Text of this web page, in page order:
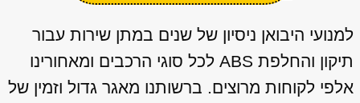
למנועי היבואן ניסיון של שנים במתן שירות עבור
תיקון והחלפת ABS לכל סוגי הרכבים ומאחורינו
אלפי לקוחות מרוצים. ברשותנו מאגר גדול וזמין של